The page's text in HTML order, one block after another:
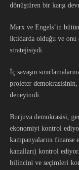
dönüştüren bir karşı
Marx ve Engels’in
iktidarda olduğu ve
stratejisiydi.
İç savaşın
proleter
deneyimdi.
Burjuva demokrasisi,
ekonomiyi kontrol
kampanyalarını
kanalları) kontrol
bilincini ve seçimleri